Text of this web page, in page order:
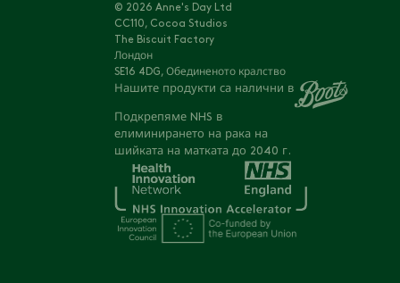
© 2026 Anne's Day Ltd
CC110, Cocoa Studios
The Biscuit Factory
Лондон
SE16 4DG, Обединеното кралство
Нашите продукти са налични в
Подкрепяме NHS в
елиминирането на рака на
шийката на матката до 2040 г.